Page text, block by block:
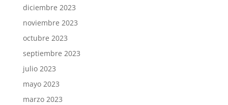
diciembre 2023
noviembre 2023
octubre 2023
septiembre 2023
julio 2023
mayo 2023
marzo 2023